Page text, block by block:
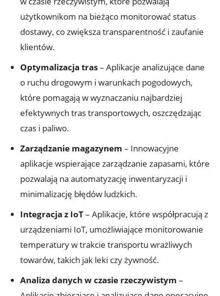
użytkownikom na bieżąco monitorować status
⁣dostawy, co zwiększa transparentność i zaufanie
klientów.
Optymalizacja‌ tras– Aplikacje analizujące ⁢dane
o ruchu drogowym i warunkach pogodowych,
które pomagają w wyznaczaniu najbardziej
efektywnych tras transportowych, oszczędzając
czas i ​paliwo.
Zarządzanie magazynem ⁢– Innowacyjne
aplikacje wspierające ⁢zarządzanie zapasami, które
‍pozwalają na automatyzację inwentaryzacji i
minimalizację błędów ludzkich.
Integracja‍ z IoT– Aplikacje, które współpracują z
urządzeniami IoT, umożliwiające monitorowanie
temperatury w trakcie transportu wrażliwych‍
towarów, takich jak⁤ leki czy żywność.
Analiza danych w czasie rzeczywistym –